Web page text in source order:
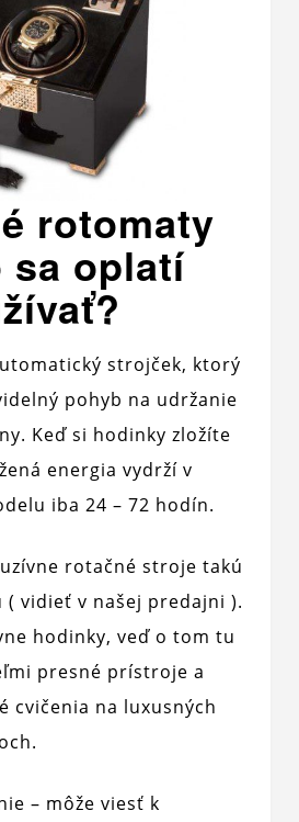
rotomaty
sa oplatí
strojček, ktorý
pohyb na udržanie
Keď si hodinky zložíte
energia vydrží v
iba 24 – 72 hodín.
rotačné stroje takú
vidieť v našej predajni ).
hodinky, veď o tom tu
presné prístroje a
cvičenia na luxusných
– môže viesť k